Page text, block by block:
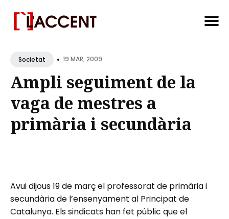
forSocietat • 19 MAR, 2009
Ampli seguiment de la
vaga de mestres a
primària i secundària
Avui dijous 19 de març el professorat de primària i
secundària de l’ensenyament al Principat de
Catalunya. Els sindicats han fet públic que el